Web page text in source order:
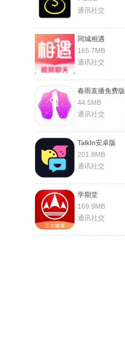
通讯社交
同城相遇
165.7MB
通讯社交
春雨直播免费版
44.5MB
通讯社交
TalkIn安卓版
201.8MB
通讯社交
学期堂
169.9MB
通讯社交